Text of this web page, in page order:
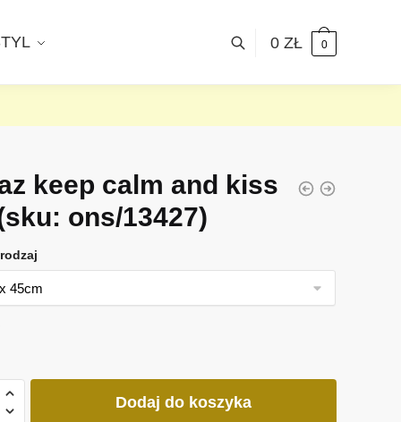
0 ZŁ 0
keep calm and kiss
ons/13427)
Dodaj do koszyka